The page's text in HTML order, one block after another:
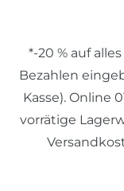
*-20 % auf
Bezahlen
Kasse). Online
vorrätige